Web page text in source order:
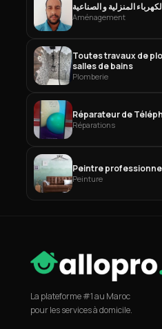
المنزلية و الصناعية
Aménagement
Toutes travaux de
salles de bains
Plomberie
Réparateur de
Réparations
Peintre
Peinture
La plateforme #1 au Maroc
pour les services à domicile.